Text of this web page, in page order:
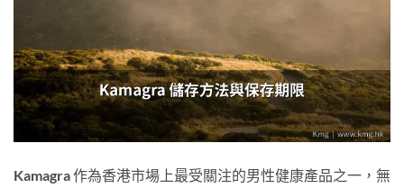
Kamagra 作為香港市場上最受關注的男性健康產品之一，無